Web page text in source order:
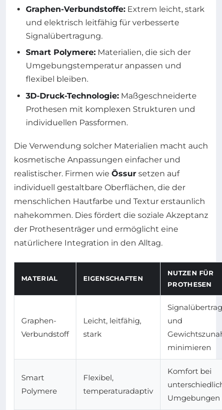
Graphen-Verbundstoffe: Extrem leicht, stark
und elektrisch leitfähig für verbesserte
Signalübertragung.
Smart Polymere: Materialien, die sich der
Umgebungstemperatur anpassen und
flexibel bleiben.
3D-Druck-Technologie: Maßgeschneiderte
Prothesen mit komplexen Strukturen und
individuellen Passformen.
Die Verwendung solcher Materialien macht auch
kosmetische Anpassungen einfacher und
realistischer. Firmen wie Össur setzen auf
individuell gestaltbare Oberflächen, die der
menschlichen Hautfarbe und Textur erstaunlich
nahekommen. Dies fördert die soziale Akzeptanz
der Prothesenträger und ermöglicht eine
natürlichere Integration in den Alltag.
MATERIAL EIGENSCHAFTEN
NUTZEN FÜR
PROTHESEN
Graphen-
Verbundstoff
Leicht, leitfähig,
stark
und
minimieren
Smart
Polymere
Flexibel,
temperaturadaptiv
Komfort bei
Umgebungen